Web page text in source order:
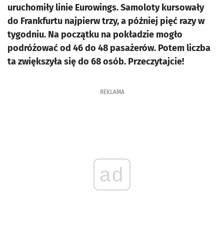
uruchomiły linie Eurowings. Samoloty kursowały
do Frankfurtu najpierw trzy, a później pięć razy w
tygodniu. Na początku na pokładzie mogło
podróżować od 46 do 48 pasażerów. Potem liczba
ta zwiększyła się do 68 osób. Przeczytajcie!
REKLAMA
ad